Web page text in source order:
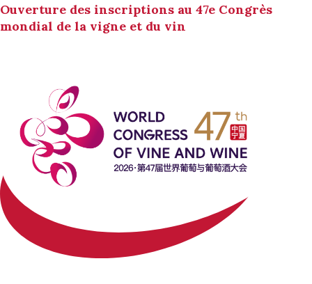
Ouverture des inscriptions au 47e Congrès
mondial de la vigne et du vin